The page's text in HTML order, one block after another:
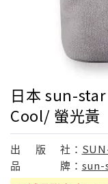
日本 sun-
Cool/ 螢光黃
出 版 社：
品
牌：